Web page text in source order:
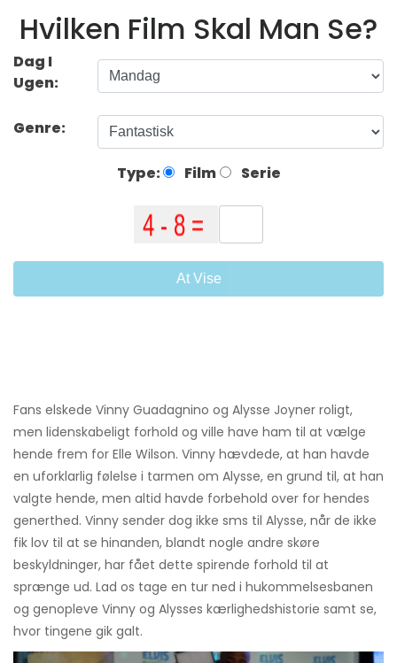
Hvilken Film Skal Man Se?
Dag I
Ugen:
Genre:
Type: Film Serie
At Vise
Fans elskede Vinny Guadagnino og Alysse Joyner roligt,
men lidenskabeligt forhold og ville have ham til at vælge
hende frem for Elle Wilson. Vinny hævdede, at han havde
en uforklarlig følelse i tarmen om Alysse, en grund til, at han
valgte hende, men altid havde forbehold over for hendes
generthed. Vinny sender dog ikke sms til Alysse, når de ikke
fik lov til at se hinanden, blandt nogle andre skøre
beskyldninger, har fået dette spirende forhold til at
sprænge ud. Lad os tage en tur ned i hukommelsesbanen
og genopleve Vinny og Alysses kærlighedshistorie samt se,
hvor tingene gik galt.